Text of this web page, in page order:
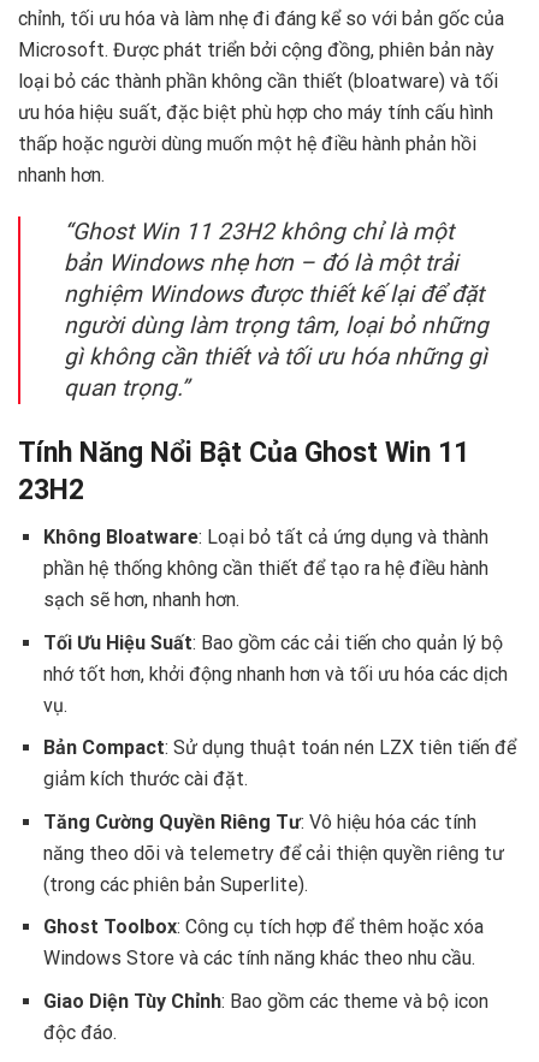
chỉnh, tối ưu hóa và làm nhẹ đi đáng kể so với bản gốc của
Microsoft. Được phát triển bởi cộng đồng, phiên bản này
loại bỏ các thành phần không cần thiết (bloatware) và tối
ưu hóa hiệu suất, đặc biệt phù hợp cho máy tính cấu hình
thấp hoặc người dùng muốn một hệ điều hành phản hồi
nhanh hơn.
“Ghost Win 11 23H2 không chỉ là một
bản Windows nhẹ hơn – đó là một trải
nghiệm Windows được thiết kế lại để đặt
người dùng làm trọng tâm, loại bỏ những
gì không cần thiết và tối ưu hóa những gì
quan trọng.”
Tính Năng Nổi Bật Của Ghost Win 11
23H2
Không Bloatware: Loại bỏ tất cả ứng dụng và thành
phần hệ thống không cần thiết để tạo ra hệ điều hành
sạch sẽ hơn, nhanh hơn.
Tối Ưu Hiệu Suất: Bao gồm các cải tiến cho quản lý bộ
nhớ tốt hơn, khởi động nhanh hơn và tối ưu hóa các dịch
vụ.
Bản Compact: Sử dụng thuật toán nén LZX tiên tiến để
giảm kích thước cài đặt.
Tăng Cường Quyền Riêng Tư: Vô hiệu hóa các tính
năng theo dõi và telemetry để cải thiện quyền riêng tư
(trong các phiên bản Superlite).
Ghost Toolbox: Công cụ tích hợp để thêm hoặc xóa
Windows Store và các tính năng khác theo nhu cầu.
Giao Diện Tùy Chỉnh: Bao gồm các theme và bộ icon
độc đáo.